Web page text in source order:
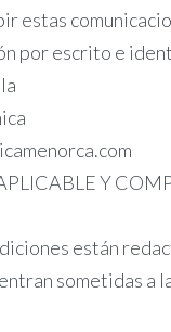
estas
por escrito e
Y
están
sometidas a